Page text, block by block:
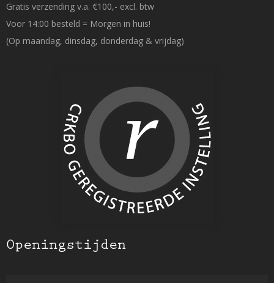
Gratis verzending v.a. €100,- excl. btw
Voor 14:00 besteld = Morgen in huis!
(Op maandag, dinsdag, donderdag & vrijdag)
Openingstijden